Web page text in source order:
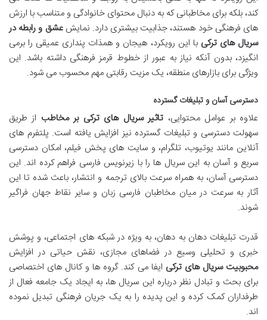
کند، بلکه برای مخاطبانی که به دنبال محتوای خانوادگی و متناسب با ارزش
های فرهنگی خود هستند، جذابیت بیشتری دارد. نمایشعشق و رابطه در
سریال های ترکی با این رویکرد، هیجان و همذات پنداری عمیقی را برمی
انگیزد، بدون آنکه نیاز به عبور از خطوط قرمز فرهنگی داشته باشد. این
ویژگی برای بازارهای منطقه، یک مزیت رقابتی مهم محسوب می شود.
دسترسی آسان و تبلیغات گسترده
علاوه بر عوامل محتوایی، تاثیر سریال های ترکی بر مخاطب از طریق
سهولت دسترسی و تبلیغات گسترده نیز افزایش یافته است. پلتفرم های
آنلاین مانند یوتیوب، تلگرام، و سایت های پخش فیلم، امکان دسترسی
سریع و آسان به این سریال ها را با زیرنویس فارسی فراهم کرده اند. این
دسترسی آسان، به همراه سرعت بالای ترجمه و انتشار، باعث شده تا این
آثار به سرعت در میان مخاطبان فارسی زبان و سایر نقاط جهان فراگیر
شوند.
قدرت تبلیغات دهان به دهان، به ویژه در شبکه های اجتماعی، و پوشش
خبری و تحلیلی وسیع در فضاهای مجازی، نقش حیاتی در افزایش
محبوبیت سریال های ترکی ایفا می کند. گروه ها و کانال های اختصاصی
برای بحث و تبادل نظر درباره این سریال ها، به ایجاد یک جامعه فعال از
طرفداران کمک کرده و این پدیده را به یک جریان فرهنگی تبدیل نموده
اند.